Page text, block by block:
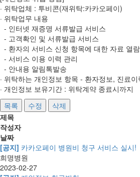
· 위탁업체 : 투비콘(재위탁:카카오페이)
· 위탁업무 내용
- 인터넷 재증명 서류발급 서비스
- 고객확인 및 서류발급 서비스
- 환자의 서비스 신청 항목에 대한 자료 열람
- 서비스 이용 이력 관리
- 안내용 알림톡발송
· 위탁하는 개인정보 항목 - 환자정보, 진료
· 개인정보 보유기간 : 위탁계약 종료시까지
목록
수정
삭제
제목
작성자
날짜
[공지] 카카오페이 병원비 청구 서비스 실시!
희명병원
2023-02-27